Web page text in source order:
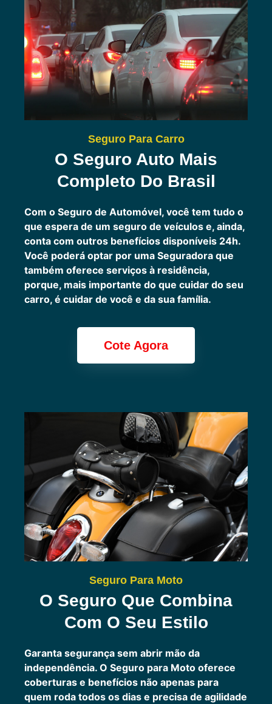
Seguro Para Carro
O Seguro Auto Mais
Completo Do Brasil
Com o Seguro de Automóvel, você tem tudo o
que espera de um seguro de veículos e, ainda,
conta com outros benefícios disponíveis 24h.
Você poderá optar por uma Seguradora que
também oferece serviços à residência,
porque, mais importante do que cuidar do seu
carro, é cuidar de você e da sua família.
Cote Agora
Seguro Para Moto
O Seguro Que Combina
Com O Seu Estilo
Garanta segurança sem abrir mão da
independência. O Seguro para Moto oferece
coberturas e benefícios não apenas para
quem roda todos os dias e precisa de agilidade